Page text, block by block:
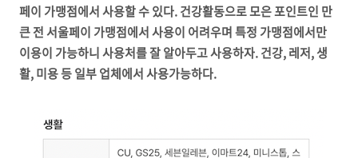
페이 가맹점에서 사용할 수 있다. 건강활동으로 모은 포인트인 만
큰 전 서울페이 가맹점에서 사용이 어려우며 특정 가맹점에서만
이용이 가능하니 사용처를 잘 알아두고 사용하자. 건강, 레저, 생
활, 미용 등 일부 업체에서 사용가능하다.